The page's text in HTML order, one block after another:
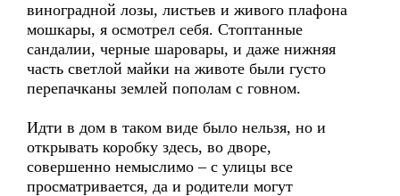
виноградной лозы, листьев и живого плафона
мошкары, я осмотрел себя. Стоптанные
сандалии, черные шаровары, и даже нижняя
часть светлой майки на животе были густо
перепачканы землей пополам с говном.
Идти в дом в таком виде было нельзя, но и
открывать коробку здесь, во дворе,
совершенно немыслимо – с улицы все
просматривается, да и родители могут